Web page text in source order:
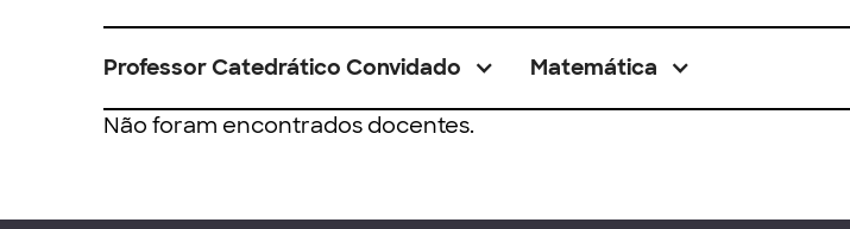
Professor Catedrático Convidado Matemática
Não foram encontrados docentes.